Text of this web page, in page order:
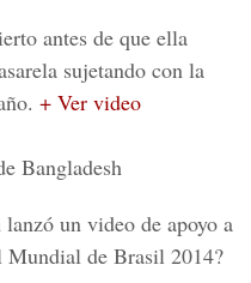
antes de que ella
sujetando con la
+ Ver video
Bangladesh
lanzó un video de apoyo a
Mundial de Brasil 2014?